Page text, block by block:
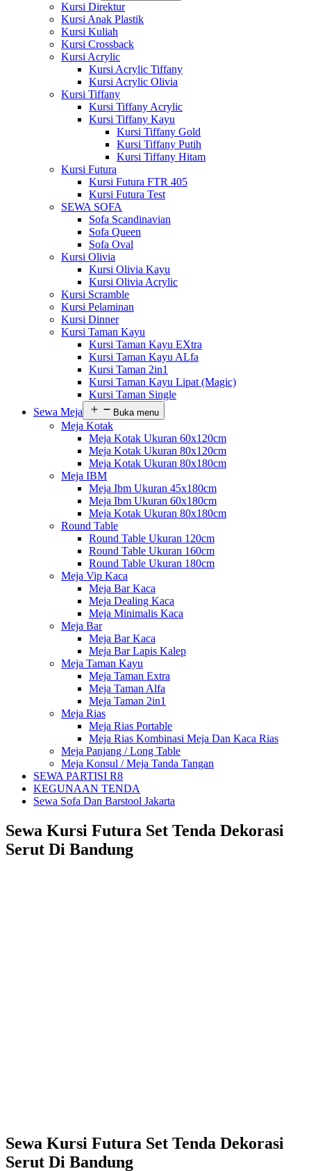
Kursi Direktur
Kursi Anak Plastik
Kursi Kuliah
Kursi Crossback
Kursi Acrylic
Kursi Acrylic Tiffany
Kursi Acrylic Olivia
Kursi Tiffany
Kursi Tiffany Acrylic
Kursi Tiffany Kayu
Kursi Tiffany Gold
Kursi Tiffany Putih
Kursi Tiffany Hitam
Kursi Futura
Kursi Futura FTR 405
Kursi Futura Test
SEWA SOFA
Sofa Scandinavian
Sofa Queen
Sofa Oval
Kursi Olivia
Kursi Olivia Kayu
Kursi Olivia Acrylic
Kursi Scramble
Kursi Pelaminan
Kursi Dinner
Kursi Taman Kayu
Kursi Taman Kayu EXtra
Kursi Taman Kayu ALfa
Kursi Taman 2in1
Kursi Taman Kayu Lipat (Magic)
Kursi Taman Single
Sewa Meja
Buka menu
Meja Kotak
Meja Kotak Ukuran 60x120cm
Meja Kotak Ukuran 80x120cm
Meja Kotak Ukuran 80x180cm
Meja IBM
Meja Ibm Ukuran 45x180cm
Meja Ibm Ukuran 60x180cm
Meja Kotak Ukuran 80x180cm
Round Table
Round Table Ukuran 120cm
Round Table Ukuran 160cm
Round Table Ukuran 180cm
Meja Vip Kaca
Meja Bar Kaca
Meja Dealing Kaca
Meja Minimalis Kaca
Meja Bar
Meja Bar Kaca
Meja Bar Lapis Kalep
Meja Taman Kayu
Meja Taman Extra
Meja Taman Alfa
Meja Taman 2in1
Meja Rias
Meja Rias Portable
Meja Rias Kombinasi Meja Dan Kaca Rias
Meja Panjang / Long Table
Meja Konsul / Meja Tanda Tangan
SEWA PARTISI R8
KEGUNAAN TENDA
Sewa Sofa Dan Barstool Jakarta
Sewa Kursi Futura Set Tenda Dekorasi
Serut Di Bandung
Sewa Kursi Futura Set Tenda Dekorasi
Serut Di Bandung